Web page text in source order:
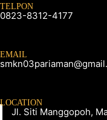
TELPON
0823-8312-4177
EMAIL
LOCATION
Jl. Siti Manggopoh,